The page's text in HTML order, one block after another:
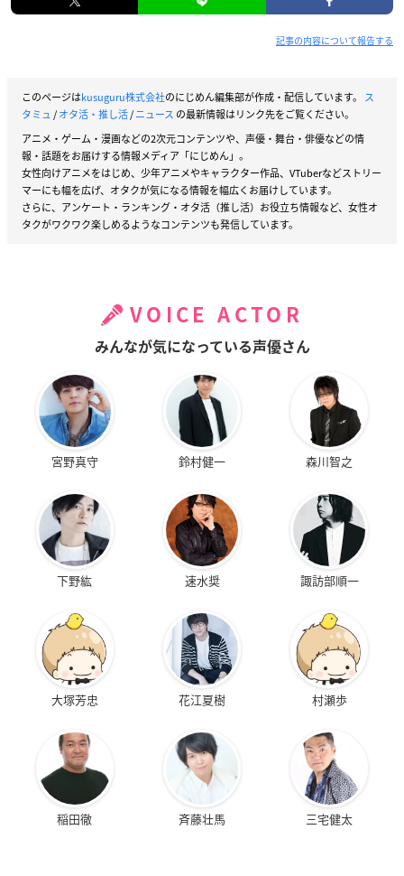
記事の内容について報告する
このページはkusuguru株式会社のにじめん編集部が作成・配信しています。 ス
タミュ/オタ活・推し活/ニュース の最新情報はリンク先をご覧ください。
アニメ・ゲーム・漫画などの2次元コンテンツや、声優・舞台・俳優などの情
報・話題をお届けする情報メディア「にじめん」。
女性向けアニメをはじめ、少年アニメやキャラクター作品、VTuberなどストリー
マーにも幅を広げ、オタクが気になる情報を幅広くお届けしています。
さらに、アンケート・ランキング・オタ活（推し活）お役立ち情報など、女性オ
タクがワクワク楽しめるようなコンテンツも発信しています。
VOICE ACTOR
みんなが気になっている声優さん
宮野真守 鈴村健一 森川智之
下野紘 速水奨 諏訪部順一
大塚芳忠 花江夏樹 村瀬歩
稲田徹 斉藤壮馬 三宅健太